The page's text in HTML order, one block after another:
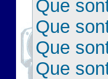
Que
Que
Que
Que